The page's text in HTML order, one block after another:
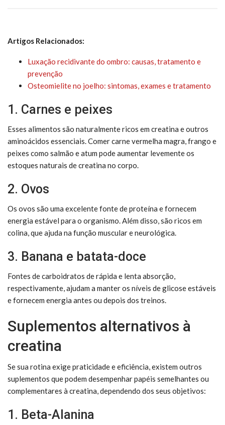
Artigos Relacionados:
Luxação recidivante do ombro: causas, tratamento e
prevenção
Osteomielite no joelho: sintomas, exames e tratamento
1. Carnes e peixes
Esses alimentos são naturalmente ricos em creatina e outros
aminoácidos essenciais. Comer carne vermelha magra, frango e
peixes como salmão e atum pode aumentar levemente os
estoques naturais de creatina no corpo.
2. Ovos
Os ovos são uma excelente fonte de proteína e fornecem
energia estável para o organismo. Além disso, são ricos em
colina, que ajuda na função muscular e neurológica.
3. Banana e batata-doce
Fontes de carboidratos de rápida e lenta absorção,
respectivamente, ajudam a manter os níveis de glicose estáveis
e fornecem energia antes ou depois dos treinos.
Suplementos alternativos à
creatina
Se sua rotina exige praticidade e eficiência, existem outros
suplementos que podem desempenhar papéis semelhantes ou
complementares à creatina, dependendo dos seus objetivos:
1. Beta-Alanina